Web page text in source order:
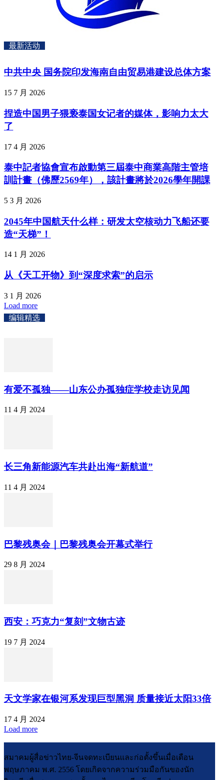
最新活动
中共中央 国务院印发海南自由贸易港建设总体方案
15 7 月 2026
捏造中国男子猥亵泰国女记者的媒体，影响力太大
了
17 4 月 2026
泰中記者協會宣布啟動第三屆泰中商業高階主管培
訓計畫（佛歷2569年），該計畫將於2026學年開課
5 3 月 2026
2045年中国航天什么样：研发太空核动力飞船还要
造“天梯”！
14 1 月 2026
从《天工开物》到“深度求索”的启示
3 1 月 2026
Load more
编辑精选
有爱不孤独——山东公办孤独症学校走访见闻
11 4 月 2024
长三角新能源汽车共赴出海“新航道”
11 4 月 2024
巴黎残奥会｜巴黎残奥会开幕式举行
29 8 月 2024
西安：巧克力“复刻”文物古迹
19 7 月 2024
天文学家在银河系发现巨型黑洞 质量接近太阳33倍
17 4 月 2024
Load more
สมาคมผู้สื่อข่าวไทย-จีนจดทะเบียนและก่อตั้งขึ้นเมื่อเดือน
พฤษภาคม พ.ศ. 2556 โดยเกิดจากความร่วมมือกันของนัก